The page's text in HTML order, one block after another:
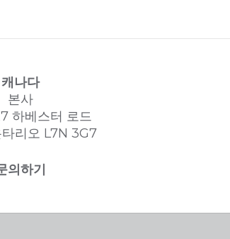
캐나다
본사
하베스터 로드
리오 L7N 3G7
의하기